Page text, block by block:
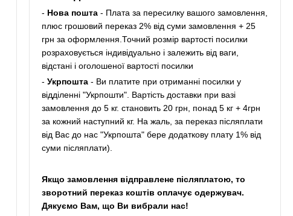
- Нова пошта- Плата за пересилку вашого замовлення,
плюс грошовий переказ 2% від суми замовлення + 25
грн за оформлення.Точний розмір вартості посилки
розраховується індивідуально і залежить від ваги,
відстані і оголошеної вартості посилки
- Укрпошта- Ви платите при отриманні посилки у
відділенні "Укрпошти". Вартість доставки при вазі
замовлення до 5 кг. становить 20 грн, понад 5 кг + 4грн
за кожний наступний кг. На жаль, за переказ післяплати
від Вас до нас "Укрпошта" бере додаткову плату 1% від
суми післяплати).
Якщо замовлення відправлене післяплатою, то
зворотний переказ коштів оплачує одержувач.
Дякуємо Вам, що Ви вибрали нас!